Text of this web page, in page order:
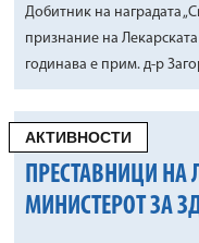
Добитник на наградата
признание на
годинава е прим. д-р
АКТИВНОСТИ
ПРЕСТАВНИЦИ НА
МИНИСТЕРОТ ЗА